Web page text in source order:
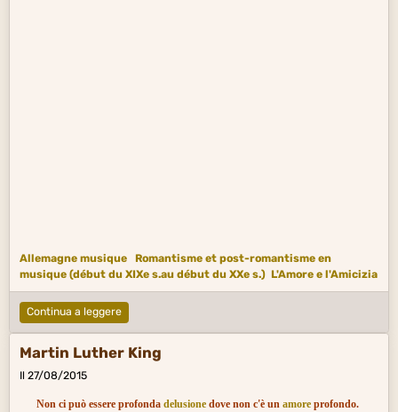
Allemagne musique
Romantisme et post-romantisme en
musique (début du XIXe s.au début du XXe s.) L'Amore e l'Amicizia
Continua a leggere
Martin Luther King
Il 27/08/2015
Non ci può essere profonda delusione dove non c'è un amore profondo.